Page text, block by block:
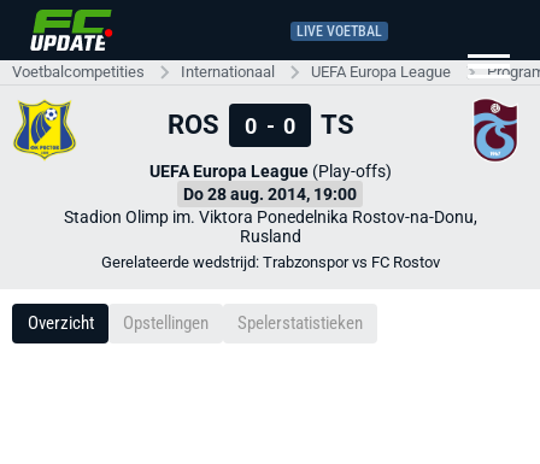
LIVE VOETBAL
Voetbalcompetities Internationaal UEFA Europa League
ROS 0 - 0 TS
UEFA Europa League(Play-offs)
Do 28 aug. 2014, 19:00
Stadion Olimp im. Viktora Ponedelnika Rostov-na-Donu,
Rusland
Gerelateerde wedstrijd: Trabzonspor vs FC Rostov
Overzicht Opstellingen Spelerstatistieken